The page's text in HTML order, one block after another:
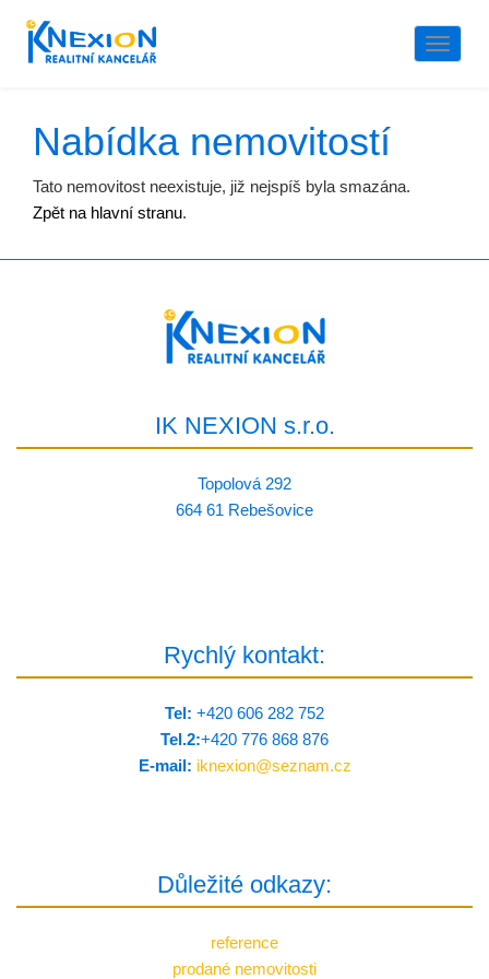
Nabídka nemovitostí
Tato nemovitost neexistuje, již nejspíš byla smazána.
Zpět na hlavní stranu.
IK NEXION s.r.o.
Topolová 292
664 61 Rebešovice
Rychlý kontakt:
Tel: +420 606 282 752
Tel.2:+420 776 8­68 876
E-mail: iknexion@seznam.cz
Důležité odkazy:
reference
prodané nemovitosti